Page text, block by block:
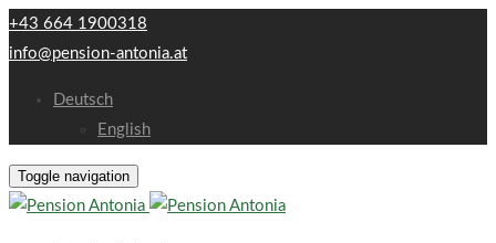
+43 664 1900318
info@pension-antonia.at
Deutsch
English
Toggle navigation